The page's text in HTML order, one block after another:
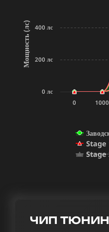
Мощность (лс)
Stage
Stage
0 1000
0 лс
200 лс
400 лс
ЧИП ТЮНИНГ